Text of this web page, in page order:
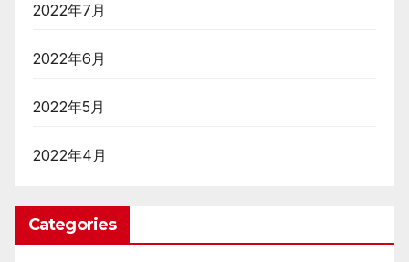
2022年7月
2022年6月
2022年5月
2022年4月
Categories